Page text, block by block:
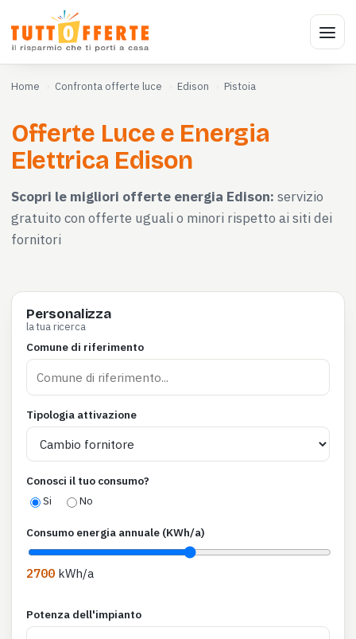
Home Confronta offerte luce Edison Pistoia
Offerte Luce e Energia
Elettrica Edison
Scopri le migliori offerte energia Edison: servizio
gratuito con offerte uguali o minori rispetto ai siti dei
fornitori
Personalizza
la tua ricerca
Comune di riferimento
Tipologia attivazione
Conosci il tuo consumo?
Si
No
Consumo energia annuale (KWh/a)
2700 kWh/a
Potenza dell'impianto